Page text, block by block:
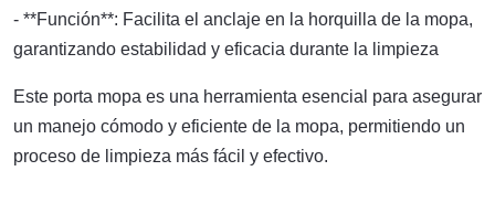
- **Función**: Facilita el anclaje en la horquilla de la mopa,
garantizando estabilidad y eficacia durante la limpieza
Este porta mopa es una herramienta esencial para asegurar
un manejo cómodo y eficiente de la mopa, permitiendo un
proceso de limpieza más fácil y efectivo.